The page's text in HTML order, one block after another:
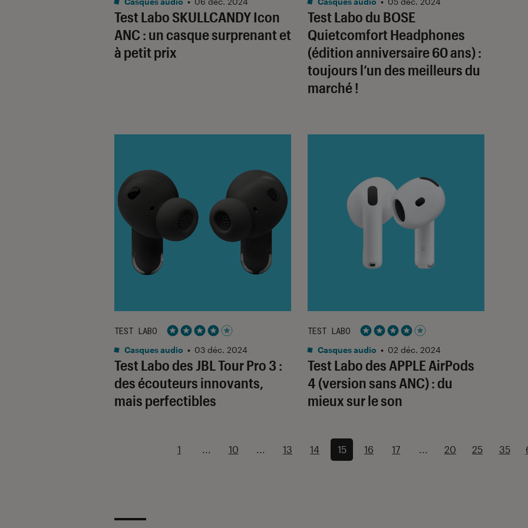
Test Labo SKULLCANDY Icon
ANC : un casque surprenant et
à petit prix
Test Labo du BOSE
Quietcomfort Headphones
(édition anniversaire 60 ans) :
toujours l’un des meilleurs du
marché !
Test Labo des JBL Tour Pro 3 :
des écouteurs innovants,
mais perfectibles
TEST LABO
Noté 4 étoiles sur 5
Casques audio • 03 déc. 2024
Test Labo des APPLE AirPods
4 (version sans ANC) : du
mieux sur le son
TEST LABO
Noté 4 étoiles sur 5
Casques audio • 02 déc. 2024
1 ... 10 ... 13 14 15 16 17 ... 20 25 35